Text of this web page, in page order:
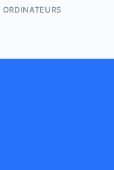
ORDINATEURS